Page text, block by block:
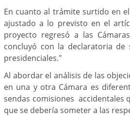
En cuanto al trámite surtido en
ajustado a lo previsto en el
proyecto regresó a las
concluyó con la declaratoria de
presidenciales."
Al abordar el análisis de las
en una y otra Cámara es
sendas comisiones accidentales
que se debería someter a las